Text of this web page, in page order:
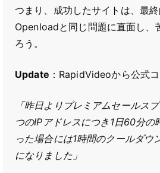
つまり、成功したサイトは、最
Openloadと同じ問題に直面し、
ろう。
Update ：RapidVideoから公式
「昨日よりプレミアムセールス
つのIPアドレスにつき1日60分の
った場合には1時間のクールダウ
になりました」